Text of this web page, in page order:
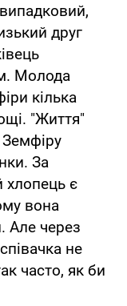
друг
Молода
кілька
"Життя"
За
хлопець є
вона
Але через
не
часто, як би